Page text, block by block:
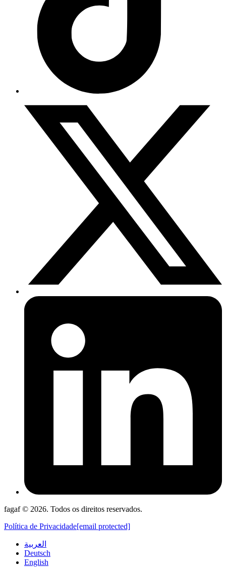
fagaf © 2026. Todos os direitos reservados.
Política de Privacidade[email protected]
العربية
Deutsch
English